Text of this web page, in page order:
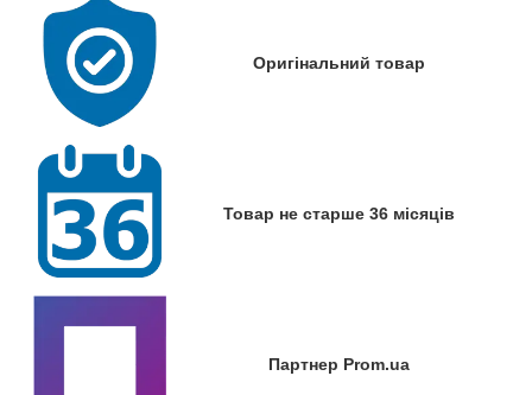
Оригінальний товар
Товар не старше 36 місяців
Партнер Prom.ua